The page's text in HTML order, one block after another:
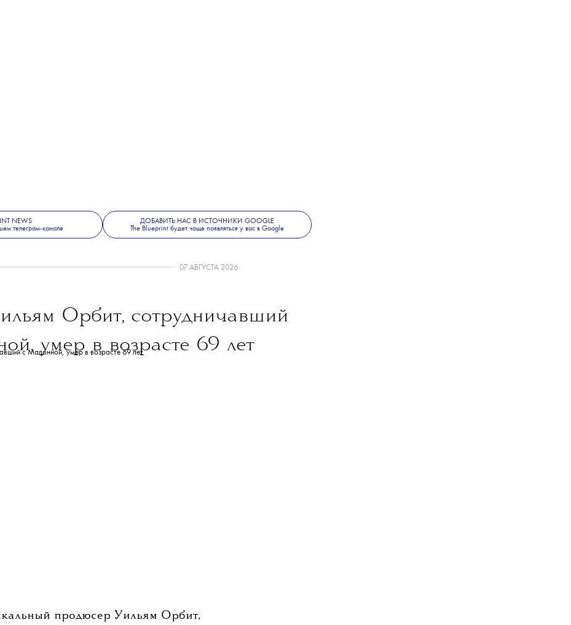
NEWS
телеграм-канале
ДОБАВИТЬ НАС В ИСТОЧНИКИ GOOGLE
The Blueprint будет чаще появляться у вас в Google
07 АВГУСТА 2026
Орбит, сотрудничавший
умер в возрасте 69 лет
продюсер Уильям Орбит,